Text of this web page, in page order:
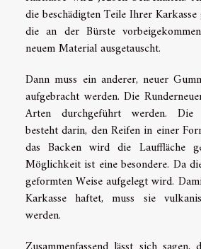
die beschädigten Teile Ihrer
die an der Bürste
neuem Material ausgetauscht.
Dann muss ein anderer, neuer
aufgebracht werden. Die
Arten durchgeführt werden.
besteht darin, den Reifen in einer
das Backen wird die Lauffläche
Möglichkeit ist eine besondere. Da
geformten Weise aufgelegt wird.
Karkasse haftet, muss sie
werden.